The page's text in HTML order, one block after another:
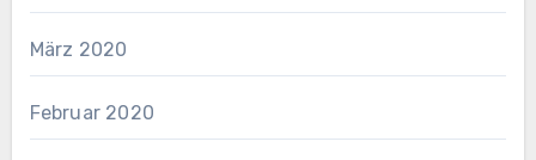
März 2020
Februar 2020